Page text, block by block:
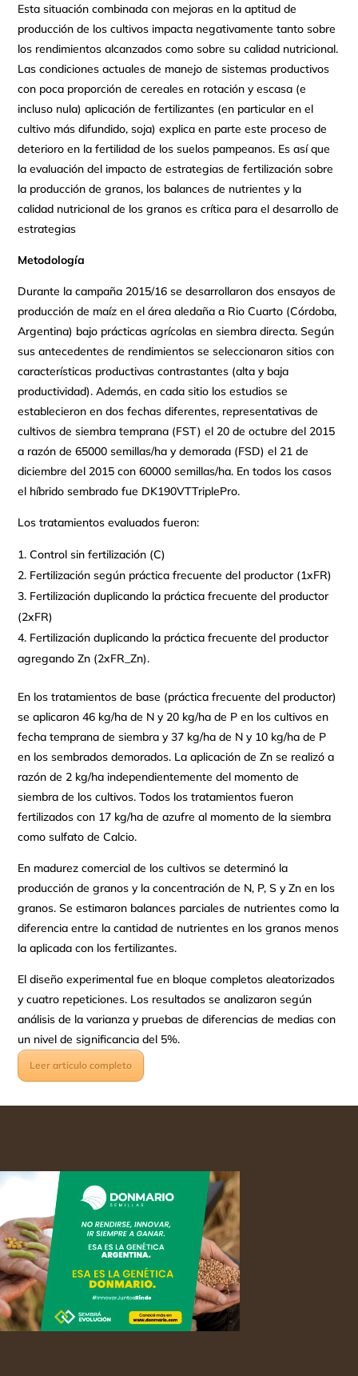
Esta situación combinada con mejoras en la aptitud de
producción de los cultivos impacta negativamente tanto sobre
los rendimientos alcanzados como sobre su calidad nutricional.
Las condiciones actuales de manejo de sistemas productivos
con poca proporción de cereales en rotación y escasa (e
incluso nula) aplicación de fertilizantes (en particular en el
cultivo más difundido, soja) explica en parte este proceso de
deterioro en la fertilidad de los suelos pampeanos. Es así que
la evaluación del impacto de estrategias de fertilización sobre
la producción de granos, los balances de nutrientes y la
calidad nutricional de los granos es crítica para el desarrollo de
estrategias
Metodología
Durante la campaña 2015/16 se desarrollaron dos ensayos de
producción de maíz en el área aledaña a Rio Cuarto (Córdoba,
Argentina) bajo prácticas agrícolas en siembra directa. Según
sus antecedentes de rendimientos se seleccionaron sitios con
características productivas contrastantes (alta y baja
productividad). Además, en cada sitio los estudios se
establecieron en dos fechas diferentes, representativas de
cultivos de siembra temprana (FST) el 20 de octubre del 2015
a razón de 65000 semillas/ha y demorada (FSD) el 21 de
diciembre del 2015 con 60000 semillas/ha. En todos los casos
el híbrido sembrado fue DK190VTTriplePro.
Los tratamientos evaluados fueron:
Control sin fertilización (C)
Fertilización según práctica frecuente del productor (1xFR)
Fertilización duplicando la práctica frecuente del productor
(2xFR)
Fertilización duplicando la práctica frecuente del productor
agregando Zn (2xFR_Zn).
En los tratamientos de base (práctica frecuente del productor)
se aplicaron 46 kg/ha de N y 20 kg/ha de P en los cultivos en
fecha temprana de siembra y 37 kg/ha de N y 10 kg/ha de P
en los sembrados demorados. La aplicación de Zn se realizó a
razón de 2 kg/ha independientemente del momento de
siembra de los cultivos. Todos los tratamientos fueron
fertilizados con 17 kg/ha de azufre al momento de la siembra
como sulfato de Calcio.
En madurez comercial de los cultivos se determinó la
producción de granos y la concentración de N, P, S y Zn en los
granos. Se estimaron balances parciales de nutrientes como la
diferencia entre la cantidad de nutrientes en los granos menos
la aplicada con los fertilizantes.
El diseño experimental fue en bloque completos aleatorizados
y cuatro repeticiones. Los resultados se analizaron según
análisis de la varianza y pruebas de diferencias de medias con
un nivel de significancia del 5%.
Leer articulo completo